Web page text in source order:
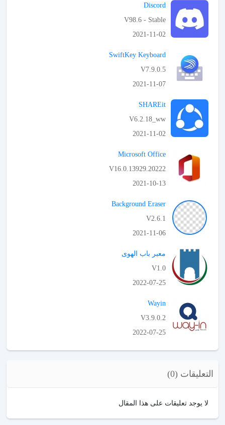
Discord
V98.6 - Stable
2021-11-02
SwiftKey Keyboard
V7.9.0.5
2021-11-07
SHAREit
V6.2.18_ww
2021-11-02
Microsoft Office
V16.0.13929.20222
2021-10-13
Background Eraser
V2.6.1
2021-11-06
معبر باب الهوى
V1.0
2022-07-25
Wayin
V3.9.0.2
2022-07-25
التعليقات (0)
لا يوجد تعليقات على هذا المقال